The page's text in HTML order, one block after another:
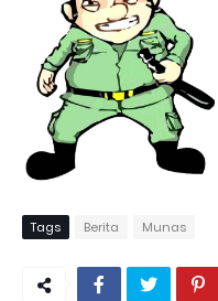
Tags Berita Munas